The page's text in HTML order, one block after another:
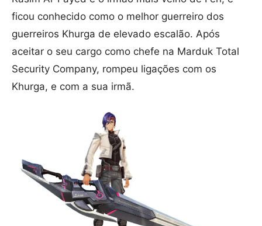
ficou conhecido como o melhor guerreiro dos
guerreiros Khurga de elevado escalão. Após
aceitar o seu cargo como chefe na Marduk Total
Security Company, rompeu ligações com os
Khurga, e com a sua irmã.